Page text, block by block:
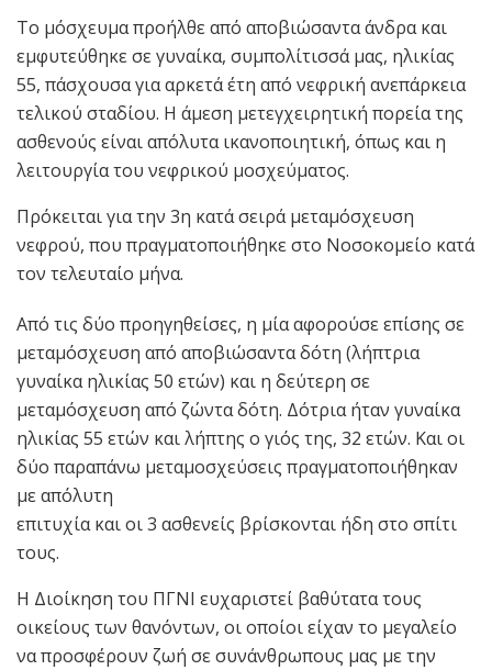
Το μόσχευμα προήλθε από αποβιώσαντα άνδρα και
εμφυτεύθηκε σε γυναίκα, συμπολίτισσά μας, ηλικίας
55, πάσχουσα για αρκετά έτη από νεφρική ανεπάρκεια
τελικού σταδίου. Η άμεση μετεγχειρητική πορεία της
ασθενούς είναι απόλυτα ικανοποιητική, όπως και η
λειτουργία του νεφρικού μοσχεύματος.
Πρόκειται για την 3η κατά σειρά μεταμόσχευση
νεφρού, που πραγματοποιήθηκε στο Νοσοκομείο κατά
τον τελευταίο μήνα.
Από τις δύο προηγηθείσες, η μία αφορούσε επίσης σε
μεταμόσχευση από αποβιώσαντα δότη (λήπτρια
γυναίκα ηλικίας 50 ετών) και η δεύτερη σε
μεταμόσχευση από ζώντα δότη. Δότρια ήταν γυναίκα
ηλικίας 55 ετών και λήπτης ο γιός της, 32 ετών. Και οι
δύο παραπάνω μεταμοσχεύσεις πραγματοποιήθηκαν
με απόλυτη
επιτυχία και οι 3 ασθενείς βρίσκονται ήδη στο σπίτι
τους.
Η Διοίκηση του ΠΓΝΙ ευχαριστεί βαθύτατα τους
οικείους των θανόντων, οι οποίοι είχαν το μεγαλείο
να προσφέρουν ζωή σε συνάνθρωπους μας με την